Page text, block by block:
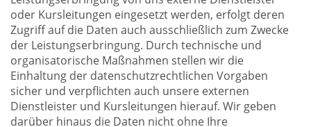
oder Kursleitungen eingesetzt werden, erfolgt deren
Zugriff auf die Daten auch ausschließlich zum Zwecke
der Leistungserbringung. Durch technische und
organisatorische Maßnahmen stellen wir die
Einhaltung der datenschutzrechtlichen Vorgaben
sicher und verpflichten auch unsere externen
Dienstleister und Kursleitungen hierauf. Wir geben
darüber hinaus die Daten nicht ohne Ihre